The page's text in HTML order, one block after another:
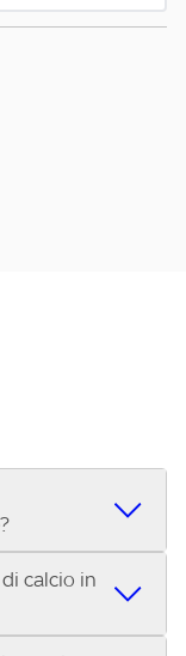
a te per
C Sky Wifi, la
League, la UEFA
calcio in